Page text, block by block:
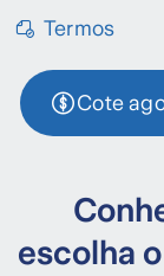
Termos
Cote
escolha